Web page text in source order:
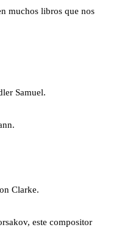
muchos libros que nos
Samuel.
Clarke.
este compositor